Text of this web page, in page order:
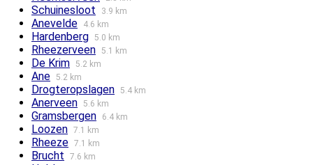
Schuinesloot 3.9 km
Anevelde 4.6 km
Hardenberg 5.0 km
Rheezerveen 5.1 km
De Krim 5.2 km
Ane 5.2 km
Drogteropslagen 5.4 km
Anerveen 5.6 km
Gramsbergen 6.4 km
Loozen 7.1 km
Rheeze 7.1 km
Brucht 7.6 km